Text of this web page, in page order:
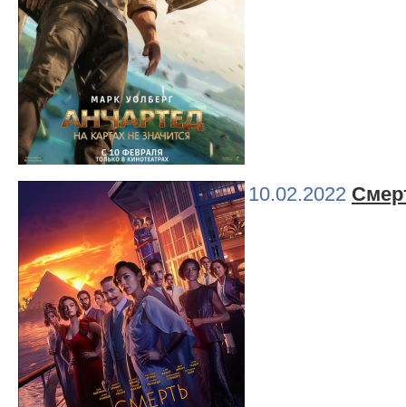
10.02.2022